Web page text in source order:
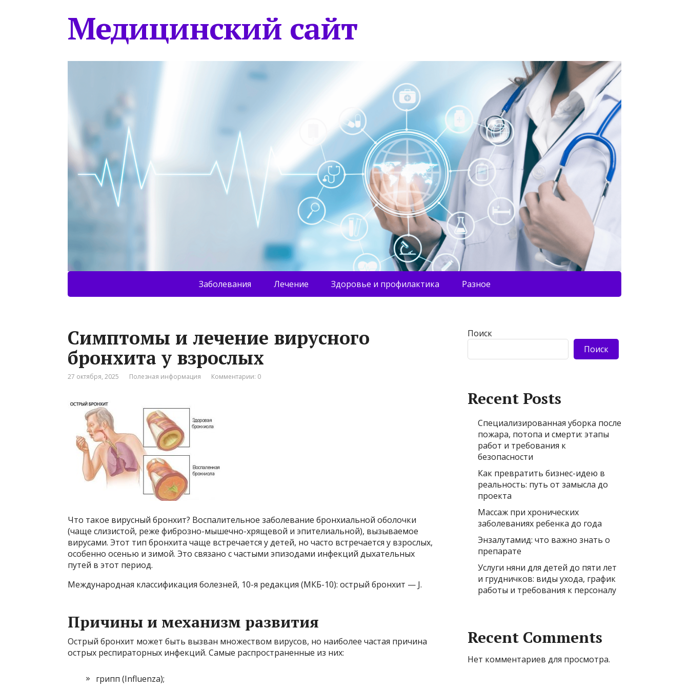
Медицинский сайт
Заболевания Лечение Здоровье и профилактика Разное
Симптомы и лечение вирусного
бронхита у взрослых
27 октября, 2025 Полезная информация Комментарии: 0
Что такое вирусный бронхит? Воспалительное заболевание бронхиальной оболочки
(чаще слизистой, реже фиброзно-мышечно-хрящевой и эпителиальной), вызываемое
вирусами. Этот тип бронхита чаще встречается у детей, но часто встречается у взрослых,
особенно осенью и зимой. Это связано с частыми эпизодами инфекций дыхательных
путей в этот период.
Международная классификация болезней, 10-я редакция (МКБ-10): острый бронхит — J.
Причины и механизм развития
Острый бронхит может быть вызван множеством вирусов, но наиболее частая причина
острых респираторных инфекций. Самые распространенные из них:
грипп (Influenza);
Поиск
Поиск
Recent Posts
Специализированная уборка после
пожара, потопа и смерти: этапы
работ и требования к
безопасности
Как превратить бизнес-идею в
реальность: путь от замысла до
проекта
Массаж при хронических
заболеваниях ребенка до года
Энзалутамид: что важно знать о
препарате
Услуги няни для детей до пяти лет
и грудничков: виды ухода, график
работы и требования к персоналу
Recent Comments
Нет комментариев для просмотра.